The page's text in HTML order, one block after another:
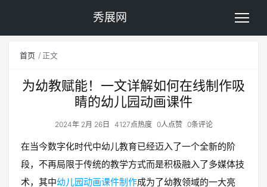
秀展网
首页 正文
为幼教赋能！一文详解如何在线制作吸
睛的幼儿园动画课件
2024年 2月 26日 4127点热度 0人点赞 0条评论
在当今数字化时代中幼儿教育已经迈入了一个全新的阶
段，不再局限于传统的教学方式而是积极融入了多媒体技
术，其中幼儿园动画课件制作成为了幼教领域的一大亮